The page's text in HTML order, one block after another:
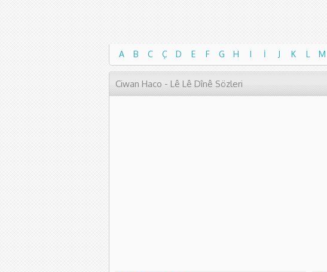
A B C Ç D E F G H I İ J K L M
A
B C Ç D E F G H I İ J K L M
Ciwan Haco - Lê Lê Dînê Sözleri